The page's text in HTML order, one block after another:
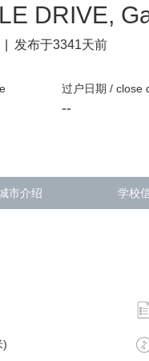
DRIVE,
发布于3341天前
过户日期 / close
--
市介绍 学校
)